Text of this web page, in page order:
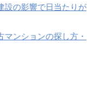
設の影響で日当たりが
マンションの探し方・